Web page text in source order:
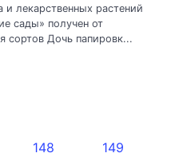
и лекарственных растений
сады» получен от
сортов Дочь папировк...
148 149